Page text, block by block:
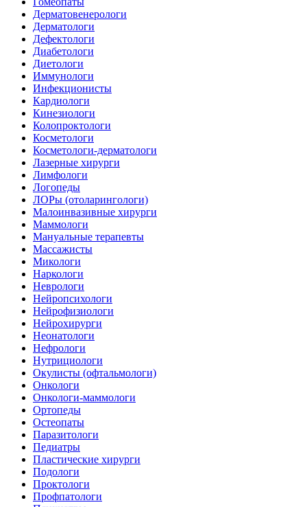
Дерматовенерологи
Дерматологи
Дефектологи
Диабетологи
Диетологи
Иммунологи
Инфекционисты
Кардиологи
Кинезиологи
Колопроктологи
Косметологи
Косметологи-дерматологи
Лазерные хирурги
Лимфологи
Логопеды
ЛОРы (отоларингологи)
Малоинвазивные хирурги
Маммологи
Мануальные терапевты
Массажисты
Микологи
Наркологи
Неврологи
Нейропсихологи
Нейрофизиологи
Нейрохирурги
Неонатологи
Нефрологи
Нутрициологи
Окулисты (офтальмологи)
Онкологи
Онкологи-маммологи
Ортопеды
Остеопаты
Паразитологи
Педиатры
Пластические хирурги
Подологи
Проктологи
Профпатологи